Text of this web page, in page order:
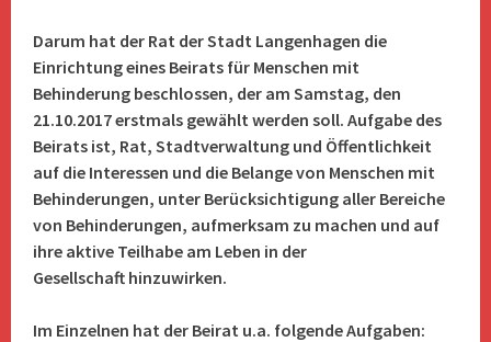
Darum hat der Rat der Stadt Langenhagen die
Einrichtung eines Beirats für Menschen mit
Behinderung beschlossen, der am Samstag, den
21.10.2017 erstmals gewählt werden soll. Aufgabe des
Beirats ist, Rat, Stadtverwaltung und Öffentlichkeit
auf die Interessen und die Belange von Menschen mit
Behinderungen, unter Berücksichtigung aller Bereiche
von Behinderungen, aufmerksam zu machen und auf
ihre aktive Teilhabe am Leben in der
Gesellschaft hinzuwirken.
Im Einzelnen hat der Beirat u.a. folgende Aufgaben: